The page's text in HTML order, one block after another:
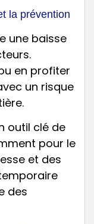
la prévention
une baisse
en profiter
un risque
outil clé de
pour le
et des
des